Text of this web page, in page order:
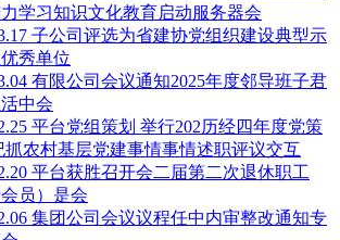
学习知识文化教育启动服务器会
子公司评选为省建协党组织建设典型示
秀单位
有限公司会议通知2025年度邻导班子君
中会
平台党组策划 举行202历经四年度党策
抓农村基层党建事情事情述职评议交互
平台获胜召开会二届第二次退休职工
会员）是会
集团公司会议议程任中内审整改通知专